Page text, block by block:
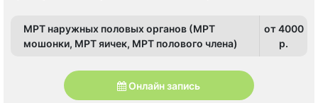
МРТ наружных половых органов (МРТ
мошонки, МРТ яичек, МРТ полового члена)
от 4000
p.
Онлайн запись